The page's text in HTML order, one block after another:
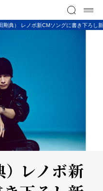
剛典） レノボ新CMソングに書き下ろし
レノボ新